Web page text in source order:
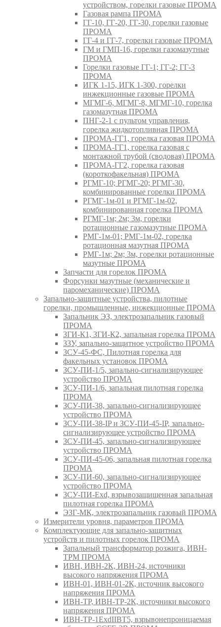
устройством, горелки газовые ПРОМА
Газовая рампа ПРОМА
ГГ-10, ГГ-20, ГГ-30, горелки газовые
ПРОМА
ГГ-4 и ГГ-7, горелки газовые ПРОМА
ГМ и ГМП-16, горелки газомазутные
ПРОМА
Горелки газовые ГГ-1; ГГ-2; ГГ-3
ПРОМА
ИГК 1-15, ИГК 1-300, горелки
инжекционные газовые ПРОМА
МГМГ-6, МГМГ-8, МГМГ-10, горелка
газомазутная ПРОМА
ПНГ-2-1 с пультом управления,
горелка жидкотопливная ПРОМА
ПРОМА-ГГ1, горелка газовая ПРОМА
ПРОМА-ГГ1, горелка газовая с
монтажной трубой (сводовая) ПРОМА
ПРОМА-ГГ2, горелка газовая
(короткофакельная) ПРОМА
РГМГ-10; РГМГ-20; РГМГ-30,
комбинированные горелки ПРОМА
РГМГ-1м-01 и РГМГ-1м-02,
комбинированная горелка ПРОМА
РГМГ-1м; 2м; 3м, горелки
ротационные газомазутные ПРОМА
РМГ-1м-01; РМГ-1м-02, горелка
ротационная мазутная ПРОМА
РМГ-1м; 2м; 3м, горелки ротационные
мазутные ПРОМА
Запчасти для горелок ПРОМА
Форсунки мазутные (механические и
паромеханические) ПРОМА
Запально-защитные устройства, пилотные
горелки, промышленные, инжекционные ПРОМА
Запальник ЭЗ, электрозапальник газовый
ПРОМА
ЗГИ-К1, ЗГИ-К2, запальная горелка ПРОМА
ЗЗУ, запально-защитное устройство ПРОМА
ЗСУ-45-ФС, Пилотная горелка для
факельных установок ПРОМА
ЗСУ-ПИ-1/5, запально-сигнализирующее
устройство ПРОМА
ЗСУ-ПИ-1/6, запальная пилотная горелка
ПРОМА
ЗСУ-ПИ-38, запально-сигнализирующее
устройство ПРОМА
ЗСУ-ПИ-38-IP и ЗСУ-ПИ-45-IP, запально-
сигнализирующее устройство ПРОМА
ЗСУ-ПИ-45, запально-сигнализирующее
устройство ПРОМА
ЗСУ-ПИ-45-06, запальная пилотная горелка
ПРОМА
ЗСУ-ПИ-60, запально-сигнализирующее
устройство ПРОМА
ЗСУ-ПИ-Exd, взрывозащищенная запальная
пилотная горелка ПРОМА
ЭЗГ-МК, электрозапальник газовый ПРОМА
Измерители уровня, параметров ПРОМА
Комплектующие для запально-защитных
устройств и пилотных горелок ПРОМА
Запальный трансформатор розжига, ИВН-
ТРМ ПРОМА
ИВН, ИВН-2К, ИВН-24, источники
высокого напряжения ПРОМА
ИВН-01, ИВН-01-2К, источник высокого
напряжения ПРОМА
ИВН-ТР, ИВН-ТР-2К, источники высокого
напряжения ПРОМА
ИВН-ТР-1ExdIIBT5, взрывонепроницаемая